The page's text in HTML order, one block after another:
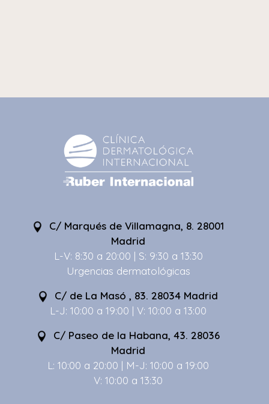
C/ Marqués de Villamagna, 8. 28001
Madrid
L-V: 8:30 a 20:00 | S: 9:30 a 13:30
Urgencias dermatológicas
C/ de La Masó , 83. 28034 Madrid
L-J: 10:00 a 19:00 | V: 10:00 a 13:00
C/ Paseo de la Habana, 43. 28036
Madrid
L: 10:00 a 20:00 | M-J: 10:00 a 19:00
V: 10:00 a 13:30